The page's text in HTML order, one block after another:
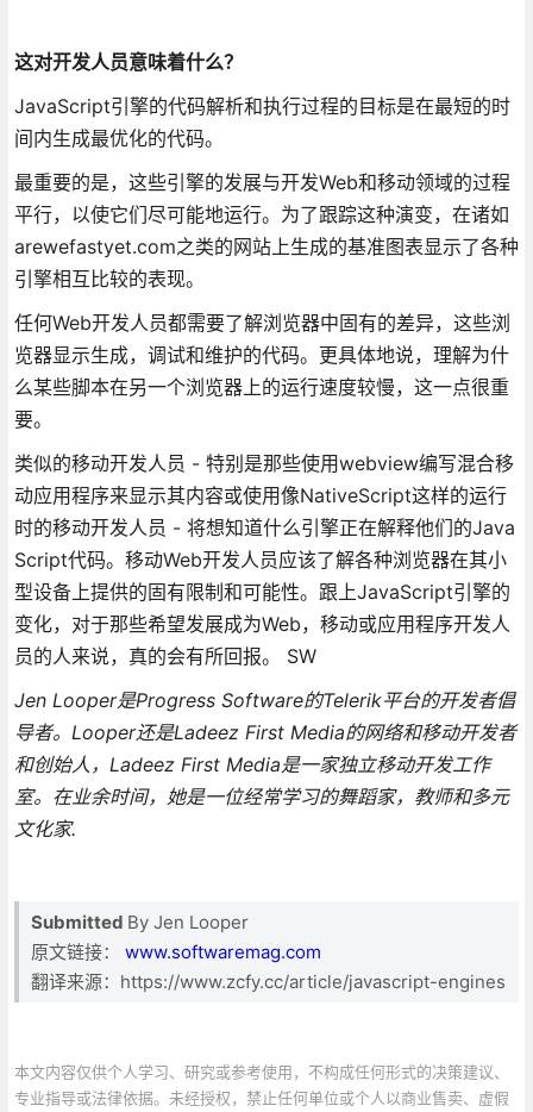
这对开发人员意味着什么？
JavaScript引擎的代码解析和执行过程的目标是在最短的时
间内生成最优化的代码。
最重要的是，这些引擎的发展与开发Web和移动领域的过程
平行，以使它们尽可能地运行。为了跟踪这种演变，在诸如
arewefastyet.com之类的网站上生成的基准图表显示了各种
引擎相互比较的表现。
任何Web开发人员都需要了解浏览器中固有的差异，这些浏
览器显示生成，调试和维护的代码。更具体地说，理解为什
么某些脚本在另一个浏览器上的运行速度较慢，这一点很重
要。
类似的移动开发人员 - 特别是那些使用webview编写混合移
动应用程序来显示其内容或使用像NativeScript这样的运行
时的移动开发人员 - 将想知道什么引擎正在解释他们的Java
Script代码。移动Web开发人员应该了解各种浏览器在其小
型设备上提供的固有限制和可能性。跟上JavaScript引擎的
变化，对于那些希望发展成为Web，移动或应用程序开发人
员的人来说，真的会有所回报。 SW
Jen Looper是Progress Software的Telerik平台的开发者倡
导者。Looper还是Ladeez First Media的网络和移动开发者
和创始人，Ladeez First Media是一家独立移动开发工作
室。在业余时间，她是一位经常学习的舞蹈家，教师和多元
文化家.
Submitted By Jen Looper
原文链接： www.softwaremag.com
翻译来源：https://www.zcfy.cc/article/javascript-engines
本文内容仅供个人学习、研究或参考使用，不构成任何形式的决策建议、
专业指导或法律依据。未经授权，禁止任何单位或个人以商业售卖、虚假